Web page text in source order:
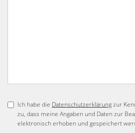
Ich habe die Datenschutzerklärungzur
zu, dass meine Angaben und Daten zur
elektronisch erhoben und gespeichert